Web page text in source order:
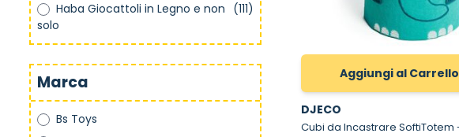
Haba Giocattoli in Legno e non
solo
(111)
Marca
Bs Toys
Aggiungi al Carrello
DJECO
Cubi da Incastrare SoftiTotem - Gioco da